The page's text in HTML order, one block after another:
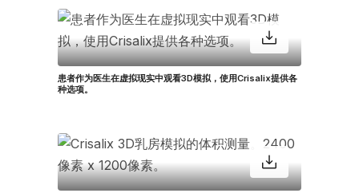
患者作为医生在虚拟现实中观看3D模拟，使用Crisalix提供各
种选项。